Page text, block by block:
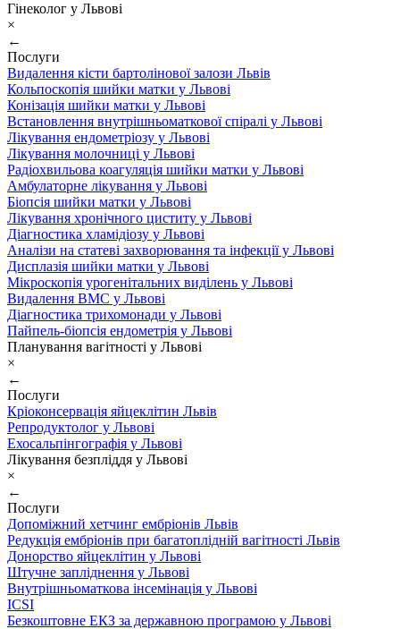
Гінеколог у Львові
×
←
Послуги
Видалення кісти бартолінової залози Львів
Кольпоскопія шийки матки у Львові
Конізація шийки матки у Львові
Встановлення внутрішньоматкової спіралі у Львові
Лікування ендометріозу у Львові
Лікування молочниці у Львові
Радіохвильова коагуляція шийки матки у Львові
Амбулаторне лікування у Львові
Біопсія шийки матки у Львові
Лікування хронічного циститу у Львові
Діагностика хламідіозу у Львові
Аналізи на статеві захворювання та інфекції у Львові
Дисплазія шийки матки у Львові
Мікроскопія урогенітальних виділень у Львові
Видалення ВМС у Львові
Діагностика трихомонади у Львові
Пайпель-біопсія ендометрія у Львові
Планування вагітності у Львові
×
←
Послуги
Кріоконсервація яйцеклітин Львів
Репродуктолог у Львові
Ехосальпінгографія у Львові
Лікування безпліддя у Львові
×
←
Послуги
Допоміжний хетчинг ембріонів Львів
Редукція ембріонів при багатоплідній вагітності Львів
Донорство яйцеклітин у Львові
Штучне запліднення у Львові
Внутрішньоматкова інсемінація у Львові
ICSI
Безкоштовне ЕКЗ за державною програмою у Львові